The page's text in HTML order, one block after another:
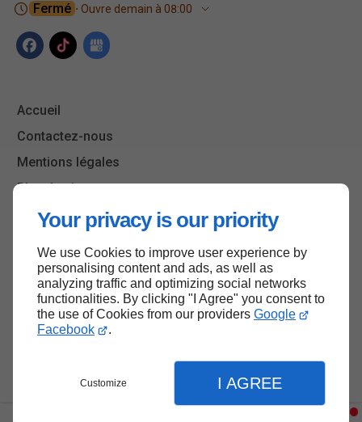
Your privacy is our priority
We use Cookies to improve user experience by
personalising content and ads, as well as
analyzing traffic and optimizing social networks
functionalities. By clicking "I Agree" you consent to
the use of Cookies from our providers Google
Facebook
.
Customize I AGREE
Fermé ⋅ Ouvre demain à 08:00
Accueil
Contactez-nous
Mentions légales
Plan du site
Haut de page